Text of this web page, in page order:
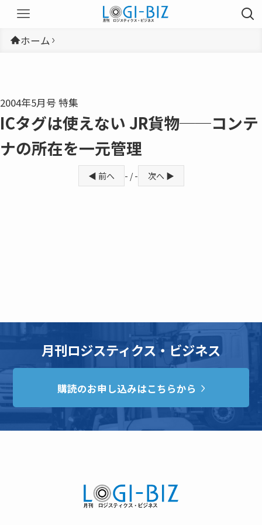
ホーム
2004年5月号 特集
ICタグは使えない JR貨物──コンテ
ナの所在を一元管理
◀ 前へ - / - 次へ ▶
月刊ロジスティクス・ビジネス
購読のお申し込みはこちらから